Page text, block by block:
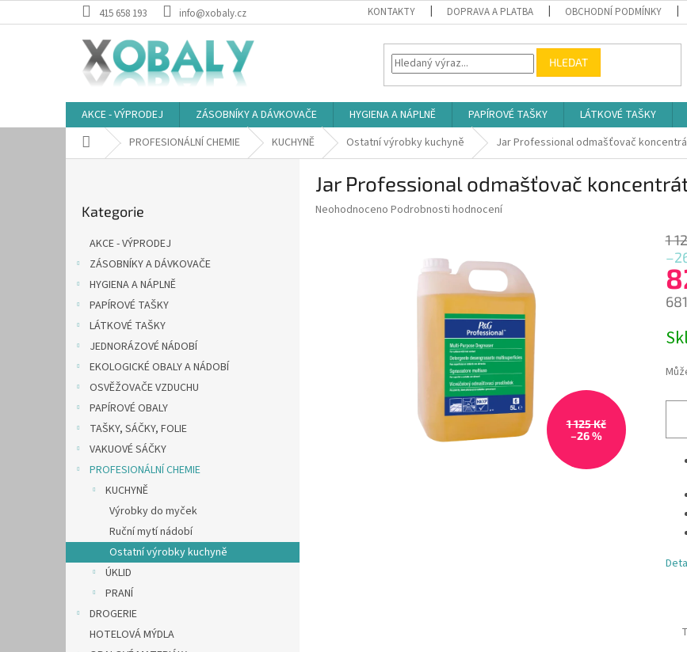
na
415 658 193 info@xobaly.cz KONTAKTY DOPRAVA A PLATBA OBCHODNÍ PODMÍNKY
HLEDAT
AKCE - VÝPRODEJ ZÁSOBNÍKY A DÁVKOVAČE HYGIENA A NÁPLNĚ PAPÍROVÉ TAŠKY LÁTKOVÉ TAŠKY
Domů PROFESIONÁLNÍ CHEMIE KUCHYNĚ Ostatní výrobky kuchyně Jar Professional odmašťovač
kategorie
Kategorie
AKCE - VÝPRODEJ
ZÁSOBNÍKY A DÁVKOVAČE
HYGIENA A NÁPLNĚ
PAPÍROVÉ TAŠKY
LÁTKOVÉ TAŠKY
JEDNORÁZOVÉ NÁDOBÍ
EKOLOGICKÉ OBALY A NÁDOBÍ
OSVĚŽOVAČE VZDUCHU
PAPÍROVÉ OBALY
TAŠKY, SÁČKY, FOLIE
VAKUOVÉ SÁČKY
PROFESIONÁLNÍ CHEMIE
KUCHYNĚ
Výrobky do myček
Ruční mytí nádobí
Ostatní výrobky kuchyně
ÚKLID
PRANÍ
DROGERIE
HOTELOVÁ MÝDLA
Jar Professional odmašťovač
Průměrné
Neohodnoceno Podrobnosti hodnocení
1 125 Kč
–26 %
1